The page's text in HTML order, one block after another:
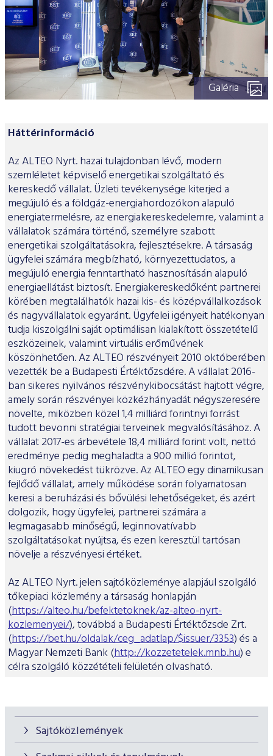
Sajtóközlemények
Galéria
Háttérinformáció
Az ALTEO Nyrt. hazai tulajdonban lévő, modern
szemléletet képviselő energetikai szolgáltató és
kereskedő vállalat. Üzleti tevékenysége kiterjed a
megújuló és a földgáz-energiahordozókon alapuló
energiatermelésre, az energiakereskedelemre, valamint a
vállalatok számára történő, személyre szabott
energetikai szolgáltatásokra, fejlesztésekre. A társaság
ügyfelei számára megbízható, környezettudatos, a
megújuló energia fenntartható hasznosításán alapuló
energiaellátást biztosít. Energiakereskedőként partnerei
körében megtalálhatók hazai kis- és középvállalkozások
és nagyvállalatok egyaránt. Ügyfelei igényeit hatékonyan
tudja kiszolgálni saját optimálisan kialakított összetételű
eszközeinek, valamint virtuális erőművének
köszönhetően. Az ALTEO részvényeit 2010 októberében
vezették be a Budapesti Értéktőzsdére. A vállalat 2016-
ban sikeres nyilvános részvénykibocsátást hajtott végre,
amely során részvényei közkézhányadát négyszeresére
növelte, miközben közel 1,4 milliárd forintnyi forrást
tudott bevonni stratégiai terveinek megvalósításához. A
vállalat 2017-es árbevétele 18,4 milliárd forint volt, nettó
eredménye pedig meghaladta a 900 millió forintot,
kiugró növekedést tükrözve. Az ALTEO egy dinamikusan
fejlődő vállalat, amely működése során folyamatosan
keresi a beruházási és bővülési lehetőségeket, és azért
dolgozik, hogy ügyfelei, partnerei számára a
legmagasabb minőségű, leginnovatívabb
szolgáltatásokat nyújtsa, és ezen keresztül tartósan
növelje a részvényesi értéket.
Az ALTEO Nyrt. jelen sajtóközleménye alapjául szolgáló
tőkepiaci közlemény a társaság honlapján
(https://alteo.hu/befektetoknek/az-alteo-nyrt-
kozlemenyei/), továbbá a Budapesti Értéktőzsde Zrt.
(https://bet.hu/oldalak/ceg_adatlap/$issuer/3353) és a
Magyar Nemzeti Bank (http://kozzetetelek.mnb.hu) e
célra szolgáló közzétételi felületén olvasható.